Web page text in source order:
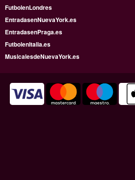
FutbolenLondres
EntradasenNuevaYork.es
EntradasenPraga.es
FutbolenItalia.es
MusicalesdeNuevaYork.es